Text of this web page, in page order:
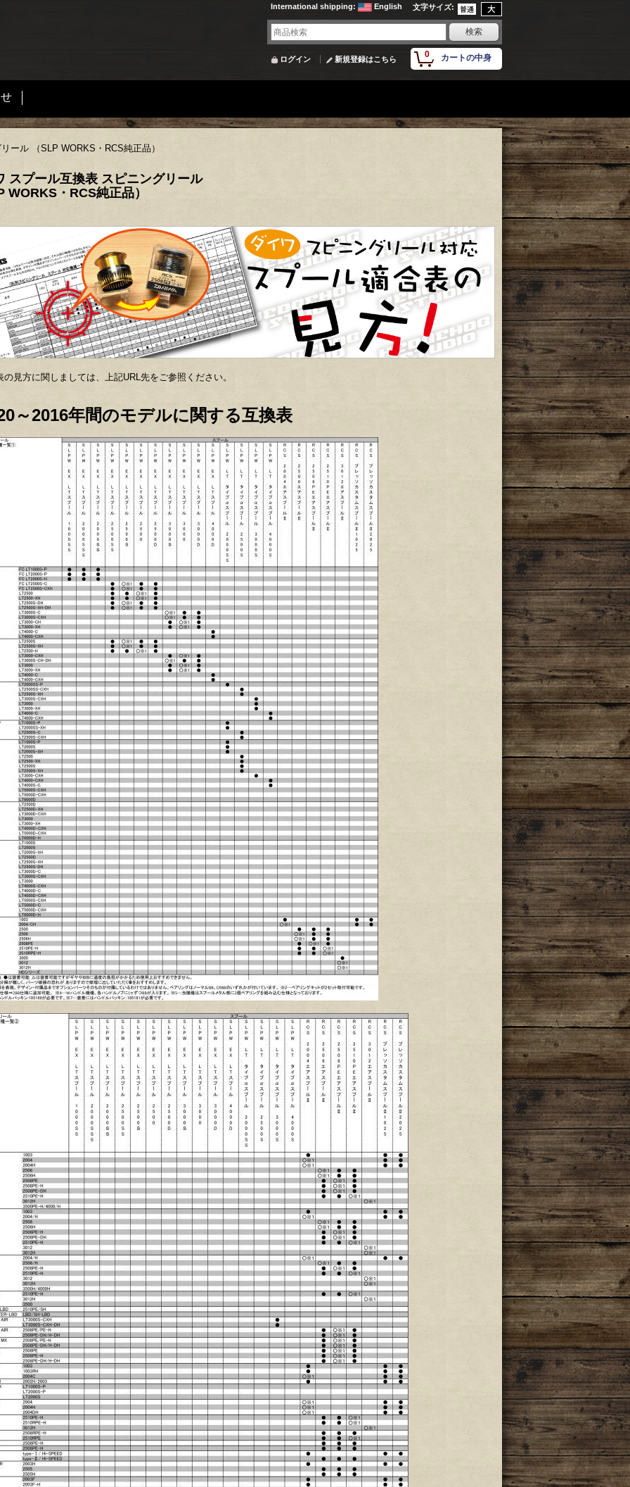
文字サイズ:
International shipping: English
0 カートの中身
ログイン 新規登録はこちら
ール （SLP WORKS・RCS純正品）
スプール互換表 スピニングリール
WORKS・RCS純正品）
見方に関しましては、上記URL先をご参照ください。
～2016年間のモデルに関する互換表